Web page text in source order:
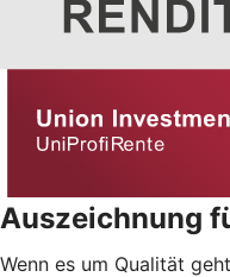
Auszeichnung
Wenn es um Qualität